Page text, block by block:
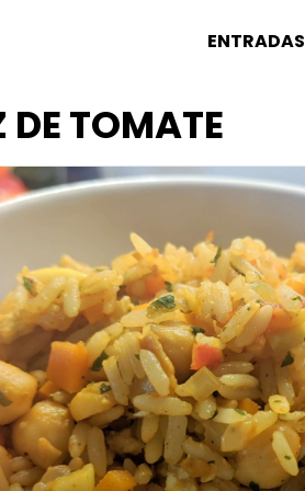
ENTRADAS
DE TOMATE